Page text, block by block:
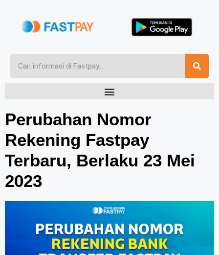
Perubahan Nomor
Rekening Fastpay
Terbaru, Berlaku 23 Mei
2023